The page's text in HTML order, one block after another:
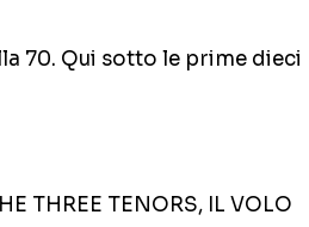
70. Qui sotto le prime dieci
THREE TENORS, IL VOLO